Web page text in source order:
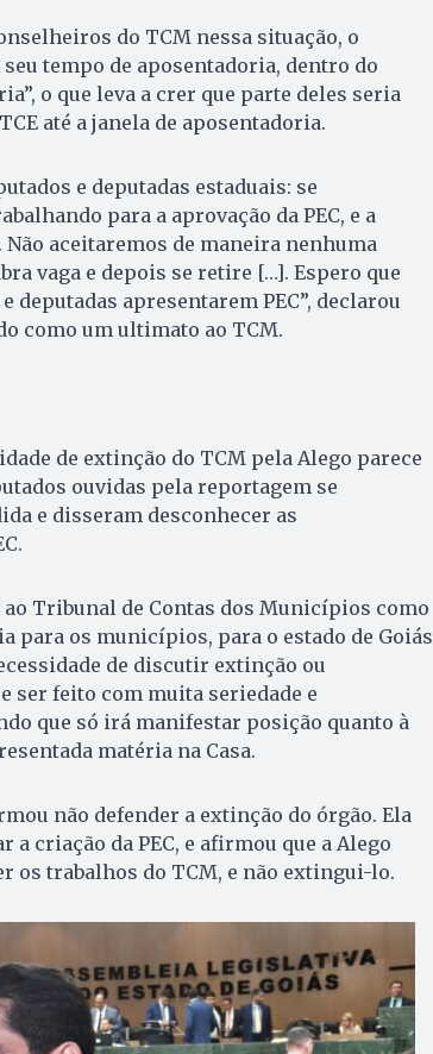
do TCM nessa situação, o
tempo de aposentadoria, dentro do
o que leva a crer que parte deles seria
até a janela de aposentadoria.
e deputadas estaduais: se
para a aprovação da PEC, e a
aceitaremos de maneira nenhuma
vaga e depois se retire […]. Espero que
deputadas apresentarem PEC”, declarou
como um ultimato ao TCM.
de extinção do TCM pela Alego parece
ouvidas pela reportagem se
e disseram desconhecer as
Tribunal de Contas dos Municípios como
para os municípios, para o estado de Goiás
de discutir extinção ou
ser feito com muita seriedade e
que só irá manifestar posição quanto à
matéria na Casa.
não defender a extinção do órgão. Ela
criação da PEC, e afirmou que a Alego
os trabalhos do TCM, e não extingui-lo.